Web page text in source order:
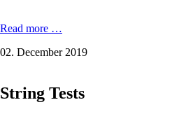
Read more …
700:
more
02. December 2019
String Tests